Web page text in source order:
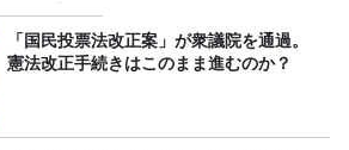
ご報告
「国民投票法改正案」が衆議院を通過。
憲法改正手続きはこのまま進むのか？